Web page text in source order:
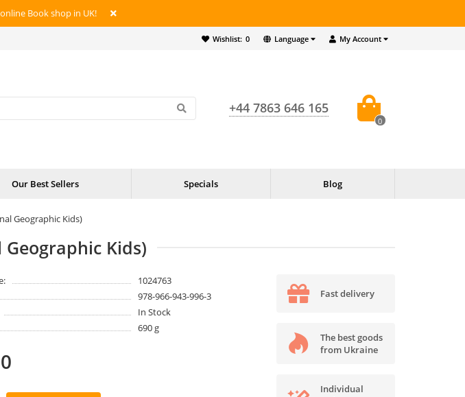
Book shop in UK!
My Account
Language
Wishlist: 0
+44 7863 646 165
0
Our Best Sellers Specials Blog
Geographic Kids)
Kids)
1024763
978-966-943-996-3
In Stock
690 g
Fast delivery
The best goods
from Ukraine
Individual